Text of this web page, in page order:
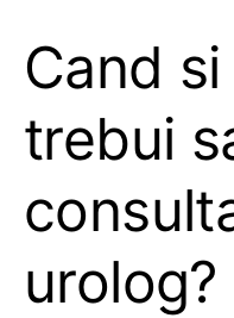
Cand
trebui
urolog?